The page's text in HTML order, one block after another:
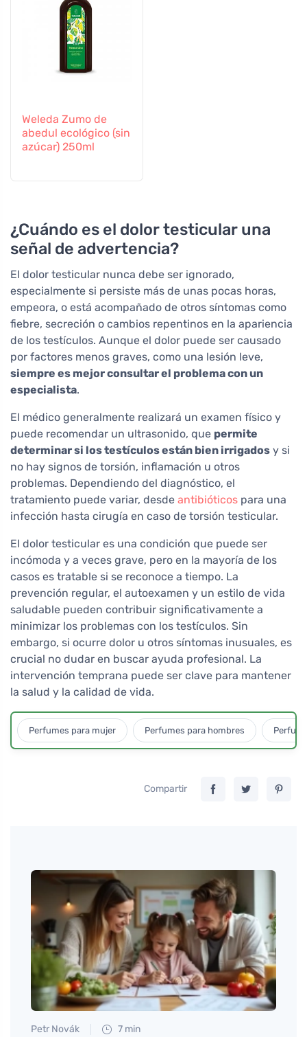
Weleda Zumo de
abedul ecológico (sin
azúcar) 250ml
¿Cuándo es el dolor testicular una
señal de advertencia?
El dolor testicular nunca debe ser ignorado,
especialmente si persiste más de unas pocas horas,
empeora, o está acompañado de otros síntomas como
fiebre, secreción o cambios repentinos en la apariencia
de los testículos. Aunque el dolor puede ser causado
por factores menos graves, como una lesión leve,
siempre es mejor consultar el problema con un
especialista.
El médico generalmente realizará un examen físico y
puede recomendar un ultrasonido, que permite
determinar si los testículos están bien irrigados y si
no hay signos de torsión, inflamación u otros
problemas. Dependiendo del diagnóstico, el
tratamiento puede variar, desde antibióticos para una
infección hasta cirugía en caso de torsión testicular.
El dolor testicular es una condición que puede ser
incómoda y a veces grave, pero en la mayoría de los
casos es tratable si se reconoce a tiempo. La
prevención regular, el autoexamen y un estilo de vida
saludable pueden contribuir significativamente a
minimizar los problemas con los testículos. Sin
embargo, si ocurre dolor u otros síntomas inusuales, es
crucial no dudar en buscar ayuda profesional. La
intervención temprana puede ser clave para mantener
la salud y la calidad de vida.
Perfumes para mujer Perfumes para hombres
Compartir
Petr Novák 7 min